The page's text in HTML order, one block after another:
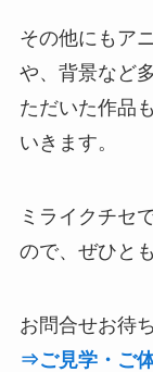
その他にもア
や、背景など
ただいた作品
いきます。
ミライクチセ
ので、ぜひと
お問合せお待
⇒ご見学・ご